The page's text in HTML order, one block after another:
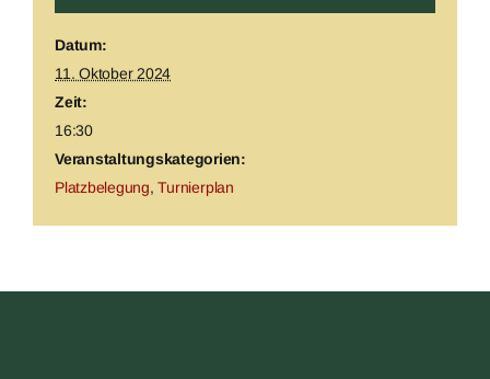
Datum:
11. Oktober 2024
Zeit:
16:30
Veranstaltungskategorien:
Platzbelegung,Turnierplan